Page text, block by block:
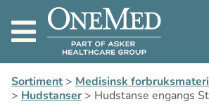
Sortiment> Medisinsk
> Hudstanser> Hudstanse engangs